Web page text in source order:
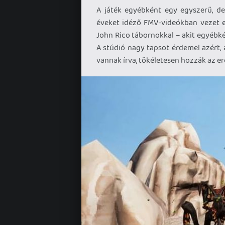
A játék egyébként egy egyszerű,
éveket idéző FMV-videókban vezet
John Rico tábornokkal – akit
A stúdió nagy tapsot érdemel
vannak írva, tökéletesen hozzák az